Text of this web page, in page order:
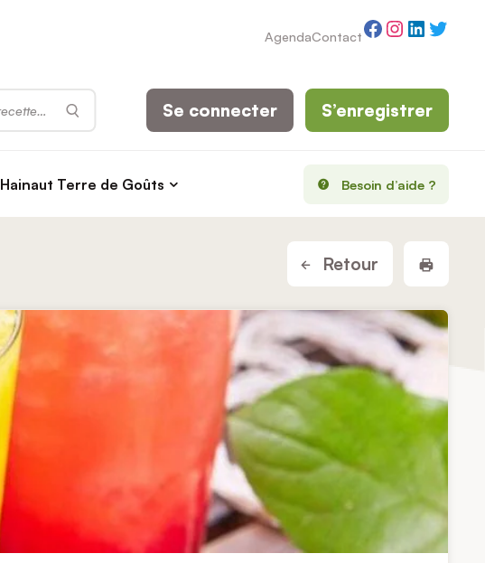
AgendaContactFacebook
Instagram
Hainaut Terre de Goûts Besoin d’aide ?
Se connecter S’enregistrer
Retour